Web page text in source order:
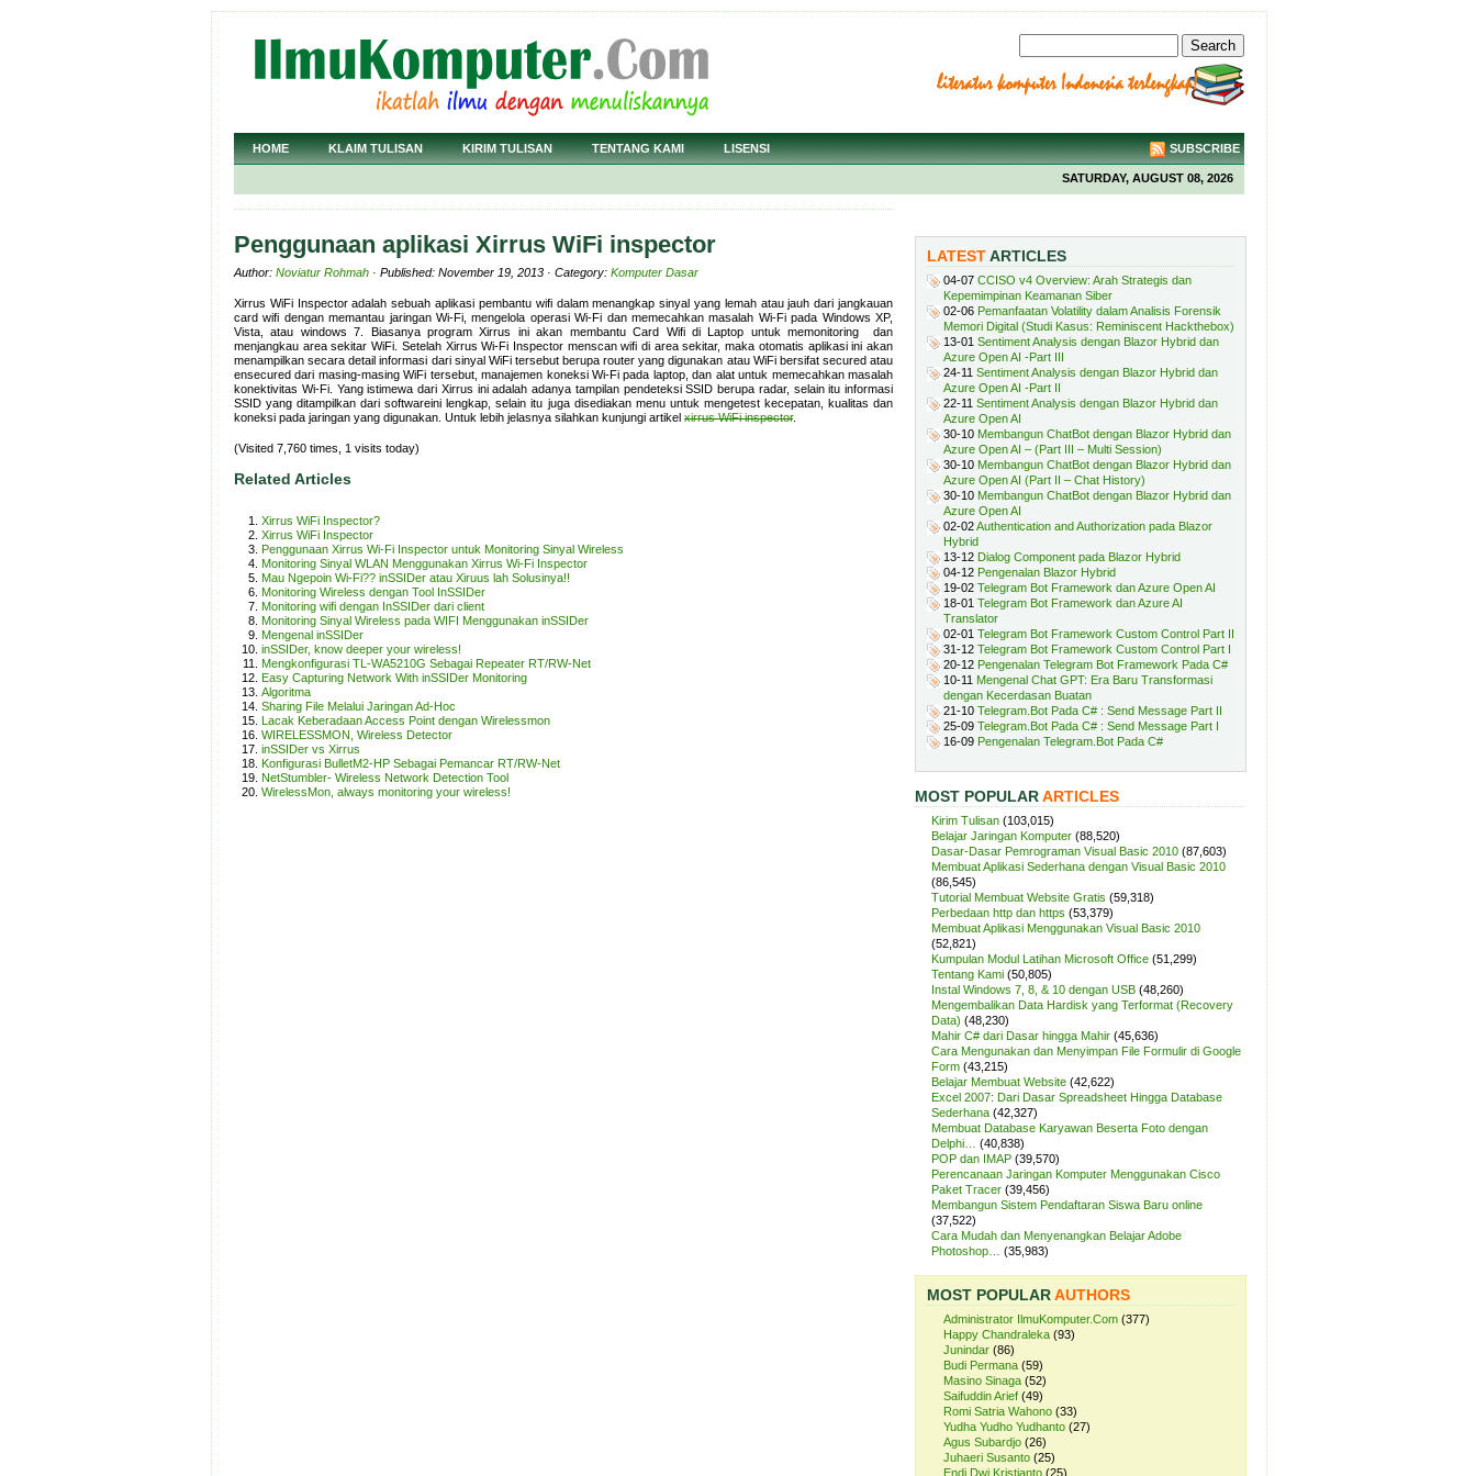
HOME KLAIM TULISAN KIRIM TULISAN TENTANG KAMI LISENSI SUBSCRIBE
SATURDAY, AUGUST 08, 2026
Penggunaan aplikasi Xirrus WiFi inspector
Author: Noviatur Rohmah · Published: November 19, 2013 · Category: Komputer Dasar
Xirrus WiFi Inspector adalah sebuah aplikasi pembantu wifi dalam menangkap sinyal yang lemah atau jauh dari jangkauan
card wifi dengan memantau jaringan Wi-Fi, mengelola operasi Wi-Fi dan memecahkan masalah Wi-Fi pada Windows XP,
Vista, atau windows 7. Biasanya program Xirrus ini akan membantu Card Wifi di Laptop untuk memonitoring dan
menjangkau area sekitar WiFi. Setelah Xirrus Wi-Fi Inspector menscan wifi di area sekitar, maka otomatis aplikasi ini akan
menampilkan secara detail informasi dari sinyal WiFi tersebut berupa router yang digunakan atau WiFi bersifat secured atau
ensecured dari masing-masing WiFi tersebut, manajemen koneksi Wi-Fi pada laptop, dan alat untuk memecahkan masalah
konektivitas Wi-Fi. Yang istimewa dari Xirrus ini adalah adanya tampilan pendeteksi SSID berupa radar, selain itu informasi
SSID yang ditampilkan dari softwareini lengkap, selain itu juga disediakan menu untuk mengetest kecepatan, kualitas dan
koneksi pada jaringan yang digunakan. Untuk lebih jelasnya silahkan kunjungi artikel xirrus WiFi inspector.
(Visited 7,760 times, 1 visits today)
Related Articles
Xirrus WiFi Inspector?
Xirrus WiFi Inspector
Penggunaan Xirrus Wi-Fi Inspector untuk Monitoring Sinyal Wireless
Monitoring Sinyal WLAN Menggunakan Xirrus Wi-Fi Inspector
Mau Ngepoin Wi-Fi?? inSSIDer atau Xiruus lah Solusinya!!
Monitoring Wireless dengan Tool InSSIDer
Monitoring wifi dengan InSSIDer dari client
Monitoring Sinyal Wireless pada WIFI Menggunakan inSSIDer
Mengenal inSSIDer
inSSIDer, know deeper your wireless!
Mengkonfigurasi TL-WA5210G Sebagai Repeater RT/RW-Net
Easy Capturing Network With inSSIDer Monitoring
Algoritma
Sharing File Melalui Jaringan Ad-Hoc
Lacak Keberadaan Access Point dengan Wirelessmon
WIRELESSMON, Wireless Detector
inSSIDer vs Xirrus
Konfigurasi BulletM2-HP Sebagai Pemancar RT/RW-Net
NetStumbler- Wireless Network Detection Tool
WirelessMon, always monitoring your wireless!
LATESTARTICLES
04-07 CCISO v4 Overview: Arah Strategis dan
Kepemimpinan Keamanan Siber
02-06 Pemanfaatan Volatility dalam Analisis Forensik
Memori Digital (Studi Kasus: Reminiscent Hackthebox)
13-01 Sentiment Analysis dengan Blazor Hybrid dan
Azure Open AI -Part III
24-11 Sentiment Analysis dengan Blazor Hybrid dan
Azure Open AI -Part II
22-11 Sentiment Analysis dengan Blazor Hybrid dan
Azure Open AI
30-10 Membangun ChatBot dengan Blazor Hybrid dan
Azure Open AI – (Part III – Multi Session)
30-10 Membangun ChatBot dengan Blazor Hybrid dan
Azure Open AI (Part II – Chat History)
30-10 Membangun ChatBot dengan Blazor Hybrid dan
Azure Open AI
02-02Authentication and Authorization pada Blazor
Hybrid
13-12 Dialog Component pada Blazor Hybrid
04-12 Pengenalan Blazor Hybrid
19-02 Telegram Bot Framework dan Azure Open AI
18-01 Telegram Bot Framework dan Azure AI
Translator
02-01 Telegram Bot Framework Custom Control Part II
31-12 Telegram Bot Framework Custom Control Part I
20-12 Pengenalan Telegram Bot Framework Pada C#
10-11 Mengenal Chat GPT: Era Baru Transformasi
dengan Kecerdasan Buatan
21-10 Telegram.Bot Pada C# : Send Message Part II
25-09 Telegram.Bot Pada C# : Send Message Part I
16-09 Pengenalan Telegram.Bot Pada C#
MOST POPULARARTICLES
Kirim Tulisan (103,015)
Belajar Jaringan Komputer (88,520)
Dasar-Dasar Pemrograman Visual Basic 2010 (87,603)
Membuat Aplikasi Sederhana dengan Visual Basic 2010
(86,545)
Tutorial Membuat Website Gratis (59,318)
Perbedaan http dan https (53,379)
Membuat Aplikasi Menggunakan Visual Basic 2010
(52,821)
Kumpulan Modul Latihan Microsoft Office (51,299)
Tentang Kami (50,805)
Instal Windows 7, 8, & 10 dengan USB (48,260)
Mengembalikan Data Hardisk yang Terformat (Recovery
Data) (48,230)
Mahir C# dari Dasar hingga Mahir (45,636)
Cara Mengunakan dan Menyimpan File Formulir di Google
Form (43,215)
Belajar Membuat Website (42,622)
Excel 2007: Dari Dasar Spreadsheet Hingga Database
Sederhana (42,327)
Membuat Database Karyawan Beserta Foto dengan
Delphi…
(40,838)
POP dan IMAP (39,570)
Perencanaan Jaringan Komputer Menggunakan Cisco
Paket Tracer (39,456)
Membangun Sistem Pendaftaran Siswa Baru online
(37,522)
Cara Mudah dan Menyenangkan Belajar Adobe
Photoshop…
(35,983)
MOST POPULARAUTHORS
Administrator IlmuKomputer.Com (377)
Happy Chandraleka (93)
Junindar (86)
Budi Permana (59)
Masino Sinaga (52)
Saifuddin Arief (49)
Romi Satria Wahono (33)
Yudha Yudho Yudhanto (27)
Agus Subardjo (26)
Juhaeri Susanto (25)
Endi Dwi Kristianto (25)